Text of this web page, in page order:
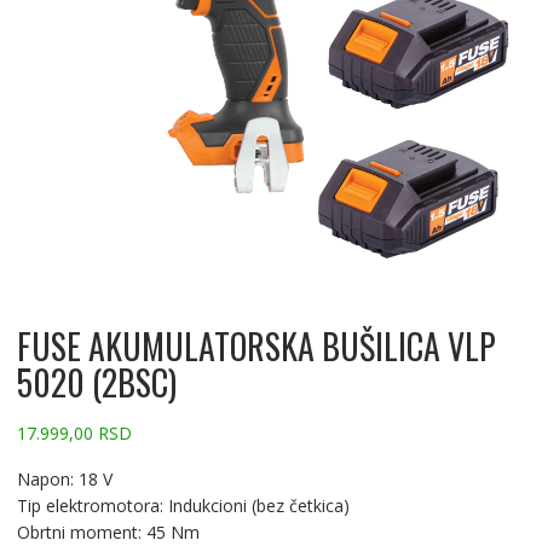
FUSE AKUMULATORSKA BUŠILICA VLP
5020 (2BSC)
17.999,00 RSD
Napon: 18 V
Tip elektromotora: Indukcioni (bez četkica)
Obrtni moment: 45 Nm